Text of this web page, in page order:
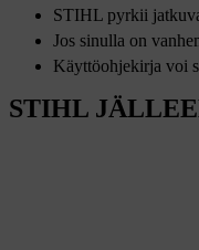
STIHL pyrkii
Jos sinulla on
Käyttöohjekirja voi
STIHL